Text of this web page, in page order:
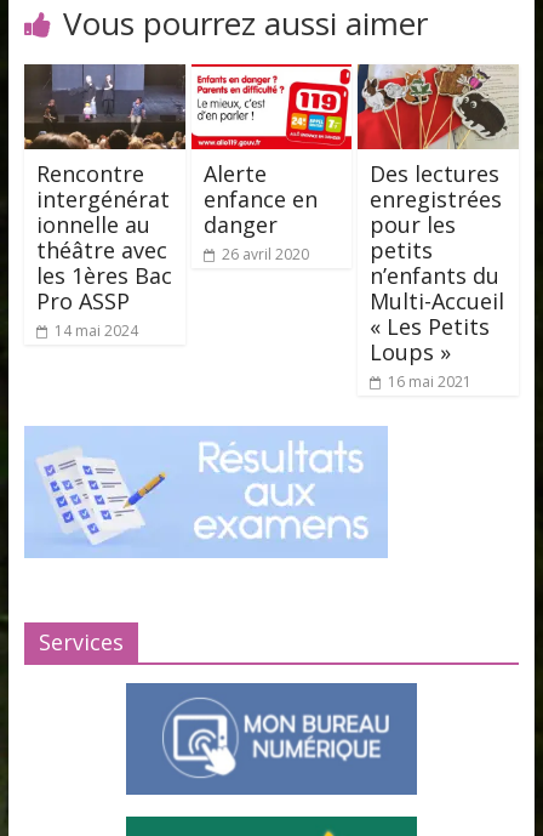
Vous pourrez aussi aimer
Rencontre
intergénérat
ionnelle au
théâtre avec
les 1ères Bac
Pro ASSP
14 mai 2024
Alerte
enfance en
danger
26 avril 2020
Des lectures
enregistrées
pour les
petits
n’enfants du
Multi-Accueil
« Les Petits
Loups »
16 mai 2021
Services